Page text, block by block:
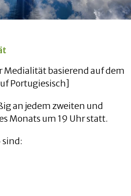
basierend auf dem
Portugiesisch]
an jedem zweiten und
Monats um 19 Uhr statt.